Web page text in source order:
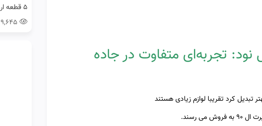
نود: تجربه‌ای متفاوت در جاده
تبدیل کرد تقریبا لوازم زیادی هستند
رسند.
5 قطعه ارزان رنو داستر که نباید دست کم بگیری!
۹,۶۴۵ بازدید